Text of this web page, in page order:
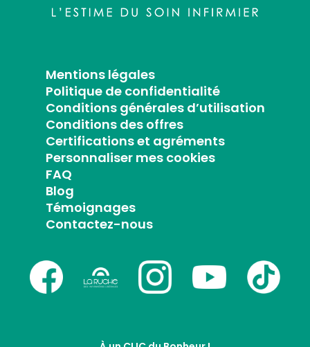
Mentions légales
Politique de confidentialité
Conditions générales d’utilisation
Conditions des offres
Certifications et agréments
Personnaliser mes cookies
FAQ
Blog
Témoignages
Contactez-nous